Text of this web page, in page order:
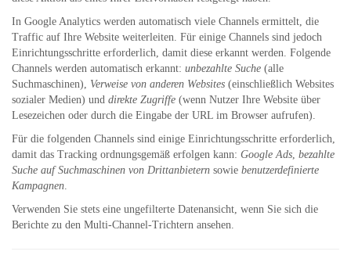
In Google Analytics werden automatisch viele Channels ermittelt, die
Traffic auf Ihre Website weiterleiten. Für einige Channels sind jedoch
Einrichtungsschritte erforderlich, damit diese erkannt werden. Folgende
Channels werden automatisch erkannt: unbezahlte Suche (alle
Suchmaschinen), Verweise von anderen Websites (einschließlich Websites
sozialer Medien) und direkte Zugriffe (wenn Nutzer Ihre Website über
Lesezeichen oder durch die Eingabe der URL im Browser aufrufen).
Für die folgenden Channels sind einige Einrichtungsschritte erforderlich,
damit das Tracking ordnungsgemäß erfolgen kann: Google Ads bezahlte
Suche auf Suchmaschinen von Drittanbietern sowie benutzerdefinierte
Kampagnen
Verwenden Sie stets eine ungefilterte Datenansicht, wenn Sie sich die
Berichte zu den Multi-Channel-Trichtern ansehen.